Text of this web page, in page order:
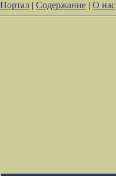
Портал | Содержание | О нас